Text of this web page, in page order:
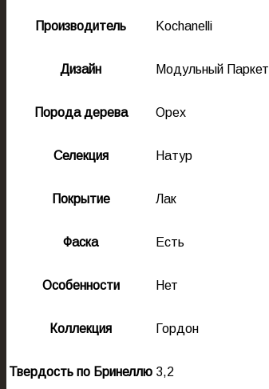
Производитель Kochanelli
Дизайн Модульный Паркет
Порода дерева Орех
Селекция Натур
Покрытие Лак
Фаска Есть
Особенности Нет
Коллекция Гордон
Твердость по Бринеллю 3,2